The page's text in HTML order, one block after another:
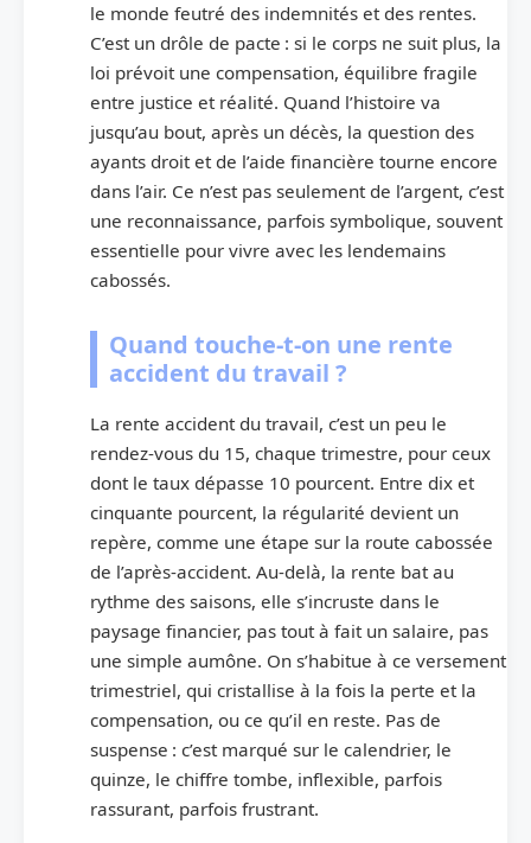
le monde feutré des indemnités et des rentes.
C’est un drôle de pacte : si le corps ne suit plus, la
loi prévoit une compensation, équilibre fragile
entre justice et réalité. Quand l’histoire va
jusqu’au bout, après un décès, la question des
ayants droit et de l’aide financière tourne encore
dans l’air. Ce n’est pas seulement de l’argent, c’est
une reconnaissance, parfois symbolique, souvent
essentielle pour vivre avec les lendemains
cabossés.
Quand touche-t-on une rente
accident du travail ?
La rente accident du travail, c’est un peu le
rendez-vous du 15, chaque trimestre, pour ceux
dont le taux dépasse 10 pourcent. Entre dix et
cinquante pourcent, la régularité devient un
repère, comme une étape sur la route cabossée
de l’après-accident. Au-delà, la rente bat au
rythme des saisons, elle s’incruste dans le
paysage financier, pas tout à fait un salaire, pas
une simple aumône. On s’habitue à ce versement
trimestriel, qui cristallise à la fois la perte et la
compensation, ou ce qu’il en reste. Pas de
suspense : c’est marqué sur le calendrier, le
quinze, le chiffre tombe, inflexible, parfois
rassurant, parfois frustrant.